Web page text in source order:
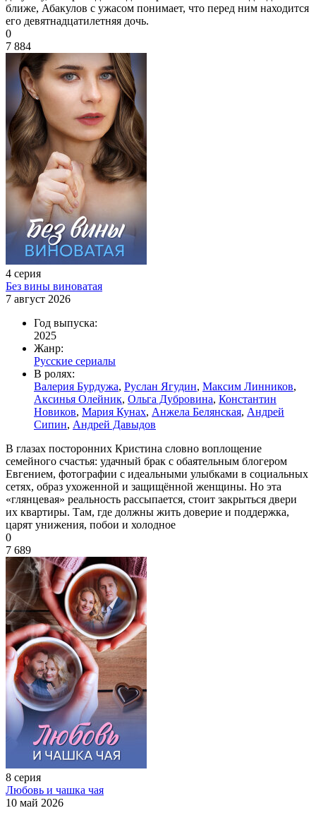
ближе, Абакулов с ужасом понимает, что перед ним находится
его девятнадцатилетняя дочь.
0
7 884
4 серия
Без вины виноватая
7 август 2026
Год выпуска:
2025
Жанр:
Русские сериалы
В ролях:
Валерия Бурдужа, Руслан Ягудин, Максим Линников,
Аксинья Олейник, Ольга Дубровина, Константин
Новиков, Мария Кунах, Анжела Белянская, Андрей
Сипин, Андрей Давыдов
В глазах посторонних Кристина словно воплощение
семейного счастья: удачный брак с обаятельным блогером
Евгением, фотографии с идеальными улыбками в социальных
сетях, образ ухоженной и защищённой женщины. Но эта
«глянцевая» реальность рассыпается, стоит закрыться двери
их квартиры. Там, где должны жить доверие и поддержка,
царят унижения, побои и холодное
0
7 689
8 серия
Любовь и чашка чая
10 май 2026